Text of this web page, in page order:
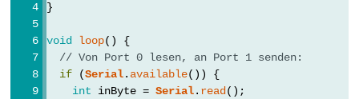
Serial.peek()
Serial.print()
Serial.println()
Serial.read()
}
void loop() {
// Von Port 0 lesen, an Port 1 senden:
if (Serial. available()) {
int inByte = Serial. read();